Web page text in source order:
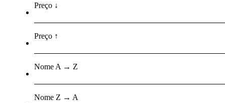
Preço ↓
Preço ↑
Nome A → Z
Nome Z → A